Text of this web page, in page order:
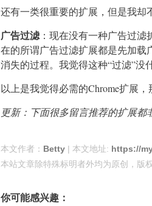
还有一类很重要的扩展，但是我却
广告过滤：现在没有一种广告过滤
在的所谓广告过滤扩展都是先加
消失的过程。我觉得这种“过滤”没
以上是我觉得必需的Chrome扩展
更新：下面很多留言推荐的扩展都
本文作者： Betty| 本文地址: https://
本站文章除特殊标明者外均为原创，版
你可能感兴趣：